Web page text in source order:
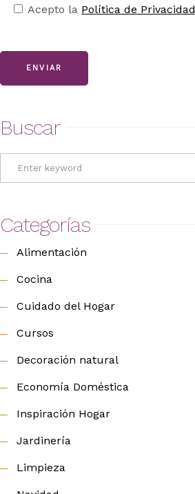
Acepto la Política de Privacidad
ENVIAR
Buscar
Search
for:
Categorías
Alimentación
Cocina
Cuidado del Hogar
Cursos
Decoración natural
Economía Doméstica
Inspiración Hogar
Jardinería
Limpieza